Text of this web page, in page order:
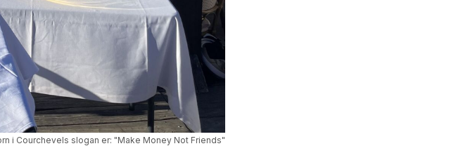
i Courchevels slogan er: "Make Money Not Friends"